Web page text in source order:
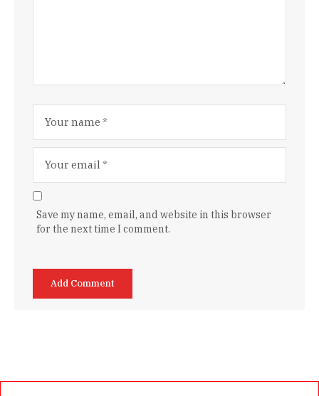
Save my name, email, and website in this browser
for the next time I comment.